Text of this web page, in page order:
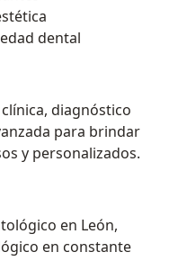
dental
diagnóstico
para brindar
y personalizados.
en León,
en constante